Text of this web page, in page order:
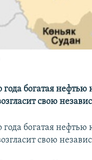
Радио Азатутюн
года богатая
свою
года богатая
свою